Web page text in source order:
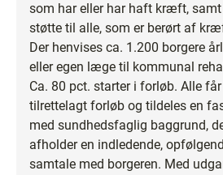
som har eller har haft kræft,
støtte til alle, som er berørt af
Der henvises ca. 1.200 borgere
eller egen læge til kommunal
Ca. 80 pct. starter i forløb. Alle
tilrettelagt forløb og tildeles en
med sundhedsfaglig baggrund,
afholder en indledende,
samtale med borgeren. Med